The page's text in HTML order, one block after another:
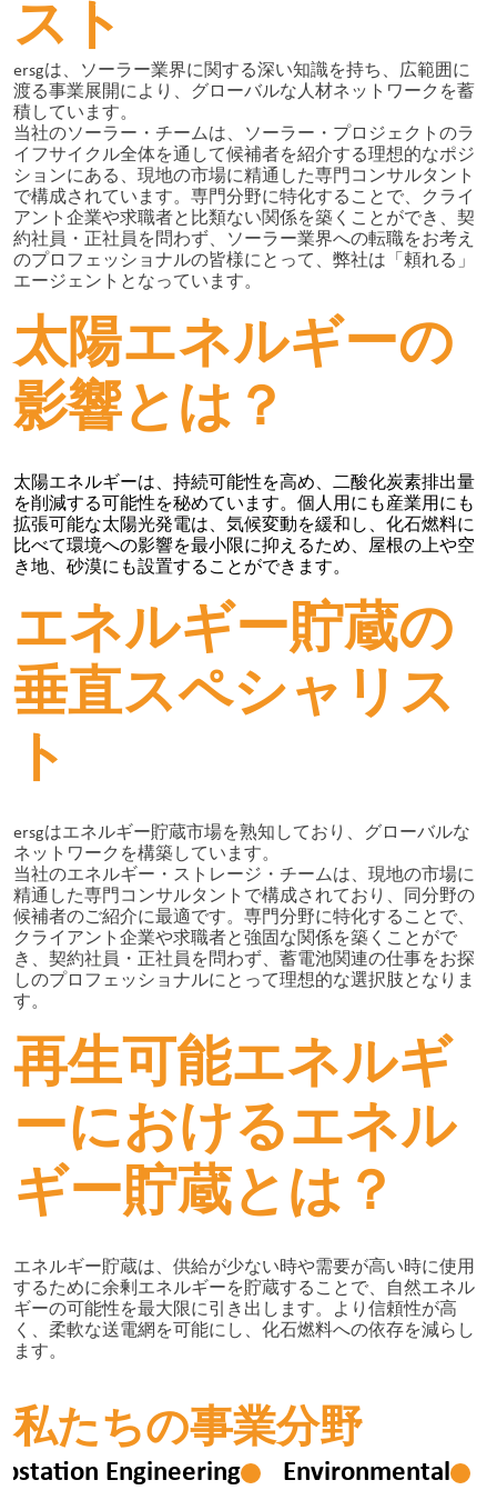
スト
ersgは、ソーラー業界に関する深い知識を持ち、広範囲に
渡る事業展開により、グローバルな人材ネットワークを蓄
積しています。
当社のソーラー・チームは、ソーラー・プロジェクトのラ
イフサイクル全体を通して候補者を紹介する理想的なポジ
ションにある、現地の市場に精通した専門コンサルタント
で構成されています。専門分野に特化することで、クライ
アント企業や求職者と比類ない関係を築くことができ、契
約社員・正社員を問わず、ソーラー業界への転職をお考え
のプロフェッショナルの皆様にとって、弊社は「頼れる」
エージェントとなっています。
太陽エネルギーの
影響とは？
太陽エネルギーは、持続可能性を高め、二酸化炭素排出量
を削減する可能性を秘めています。個人用にも産業用にも
拡張可能な太陽光発電は、気候変動を緩和し、化石燃料に
比べて環境への影響を最小限に抑えるため、屋根の上や空
き地、砂漠にも設置することができます。
エネルギー貯蔵の
垂直スペシャリス
ト
ersgはエネルギー貯蔵市場を熟知しており、グローバルな
ネットワークを構築しています。
当社のエネルギー・ストレージ・チームは、現地の市場に
精通した専門コンサルタントで構成されており、同分野の
候補者のご紹介に最適です。専門分野に特化することで、
クライアント企業や求職者と強固な関係を築くことがで
き、契約社員・正社員を問わず、蓄電池関連の仕事をお探
しのプロフェッショナルにとって理想的な選択肢となりま
す。
再生可能エネルギ
ーにおけるエネル
ギー貯蔵とは？
エネルギー貯蔵は、供給が少ない時や需要が高い時に使用
するために余剰エネルギーを貯蔵することで、自然エネル
ギーの可能性を最大限に引き出します。より信頼性が高
く、柔軟な送電網を可能にし、化石燃料への依存を減らし
ます。
私たちの事業分野
Engineering Environmental